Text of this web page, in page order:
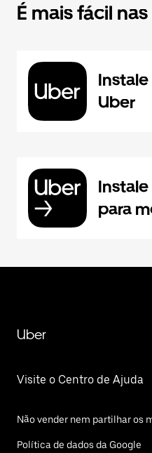
É mais fácil
Uber
para
Uber
Visite o Centro de Ajuda
Não vender nem partilhar os
Política de dados da Google